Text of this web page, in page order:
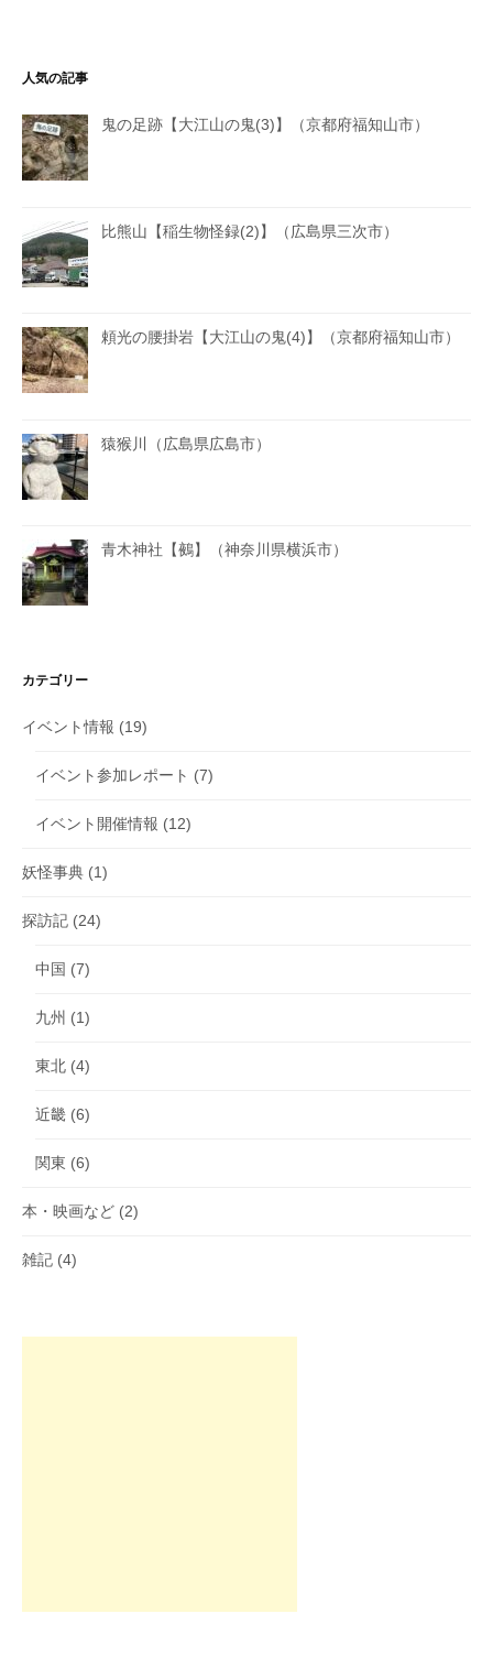
人気の記事
鬼の足跡【大江山の鬼(3)】（京都府福知山市）
比熊山【稲生物怪録(2)】（広島県三次市）
頼光の腰掛岩【大江山の鬼(4)】（京都府福知山市）
猿猴川（広島県広島市）
青木神社【鵺】（神奈川県横浜市）
カテゴリー
イベント情報 (19)
イベント参加レポート (7)
イベント開催情報 (12)
妖怪事典 (1)
探訪記 (24)
中国 (7)
九州 (1)
東北 (4)
近畿 (6)
関東 (6)
本・映画など (2)
雑記 (4)